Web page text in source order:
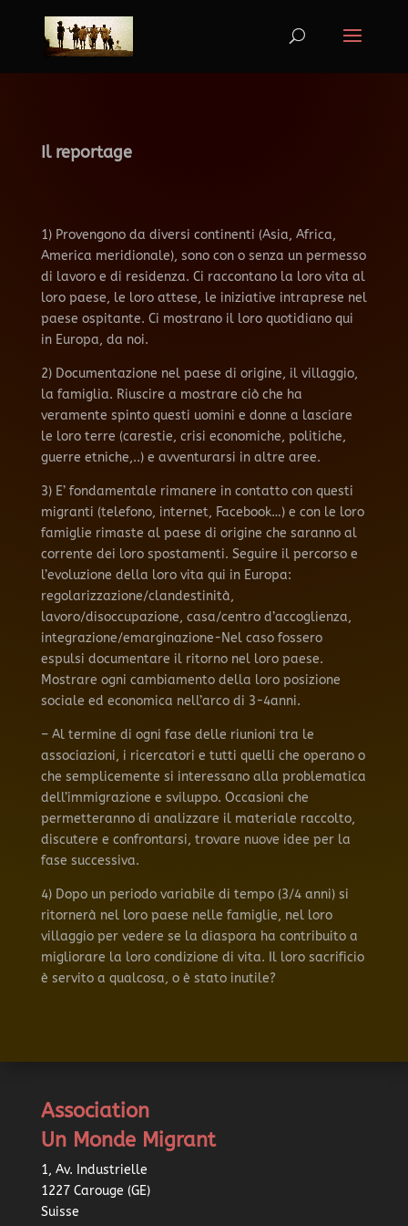
Il reportage
1) Provengono da diversi continenti (Asia, Africa,
America meridionale), sono con o senza un permesso
di lavoro e di residenza. Ci raccontano la loro vita al
loro paese, le loro attese, le iniziative intraprese nel
paese ospitante. Ci mostrano il loro quotidiano qui
in Europa, da noi.
2) Documentazione nel paese di origine, il villaggio,
la famiglia. Riuscire a mostrare ciò che ha
veramente spinto questi uomini e donne a lasciare
le loro terre (carestie, crisi economiche, politiche,
guerre etniche,..) e avventurarsi in altre aree.
3) E’ fondamentale rimanere in contatto con questi
migranti (telefono, internet, Facebook…) e con le loro
famiglie rimaste al paese di origine che saranno al
corrente dei loro spostamenti. Seguire il percorso e
l’evoluzione della loro vita qui in Europa:
regolarizzazione/clandestinità,
lavoro/disoccupazione, casa/centro d’accoglienza,
integrazione/emarginazione-Nel caso fossero
espulsi documentare il ritorno nel loro paese.
Mostrare ogni cambiamento della loro posizione
sociale ed economica nell’arco di 3-4anni.
– Al termine di ogni fase delle riunioni tra le
associazioni, i ricercatori e tutti quelli che operano o
che semplicemente si interessano alla problematica
dell’immigrazione e sviluppo. Occasioni che
permetteranno di analizzare il materiale raccolto,
discutere e confrontarsi, trovare nuove idee per la
fase successiva.
4) Dopo un periodo variabile di tempo (3/4 anni) si
ritornerà nel loro paese nelle famiglie, nel loro
villaggio per vedere se la diaspora ha contribuito a
migliorare la loro condizione di vita. Il loro sacrificio
è servito a qualcosa, o è stato inutile?
Association
Un Monde Migrant
1, Av. Industrielle
1227 Carouge (GE)
Suisse